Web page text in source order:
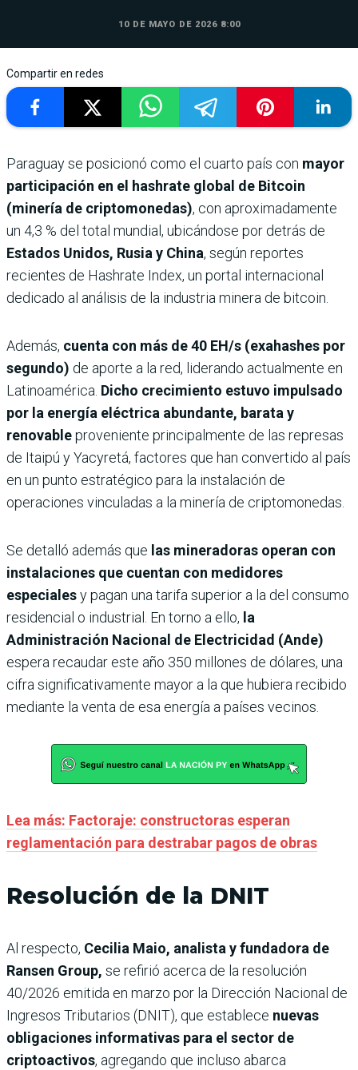
10 DE MAYO DE 2026 8:00
Compartir en redes
Paraguay se posicionó como el cuarto país con mayor
participación en el hashrate global de Bitcoin
(minería de criptomonedas), con aproximadamente
un 4,3 % del total mundial, ubicándose por detrás de
Estados Unidos, Rusia y China, según reportes
recientes de Hashrate Index, un portal internacional
dedicado al análisis de la industria minera de bitcoin.
Además, cuenta con más de 40 EH/s (exahashes por
segundo) de aporte a la red, liderando actualmente en
Latinoamérica. Dicho crecimiento estuvo impulsado
por la energía eléctrica abundante, barata y
renovableproveniente principalmente de las represas
de Itaipú y Yacyretá, factores que han convertido al país
en un punto estratégico para la instalación de
operaciones vinculadas a la minería de criptomonedas.
Se detalló además que las mineradoras operan con
instalaciones que cuentan con medidores
especialesy pagan una tarifa superior a la del consumo
residencial o industrial. En torno a ello, la
Administración Nacional de Electricidad (Ande)
espera recaudar este año 350 millones de dólares, una
cifra significativamente mayor a la que hubiera recibido
mediante la venta de esa energía a países vecinos.
Lea más: Factoraje: constructoras esperan
reglamentación para destrabar pagos de obras
Resolución de la DNIT
Al respecto, Cecilia Maio, analista y fundadora de
Ransen Group, se refirió acerca de la resolución
40/2026 emitida en marzo por la Dirección Nacional de
Ingresos Tributarios (DNIT), que establece nuevas
obligaciones informativas para el sector de
criptoactivos, agregando que incluso abarca